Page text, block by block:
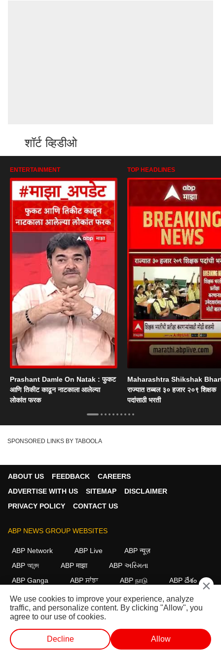
शॉर्ट व्हिडीओ
ENTERTAINMENT
Prashant Damle On Natak : फुकट
आणि तिकीट काढून नाटकाला आलेल्या
लोकांत फरक
TOP HEADLINES
Maharashtra Shikshak
राज्यात तब्बल ३० हजार २०९ शिक्षक
पदांसाठी भरती
SPONSORED LINKS BY TABOOLA
ABOUT US FEEDBACK
CAREERS
ADVERTISE WITH US
SITEMAP
DISCLAIMER
PRIVACY POLICY
CONTACT US
ABP NEWS GROUP WEBSITES
ABP Network ABP Live
ABP न्यूज़
ABP আনন্দ
ABP माझा
ABP અસ્મિતા
ABP Ganga
ABP ਸਾਂਝਾ ABP நாடு ABP దేశం
FOLLOW US
This website follows the DNPA Code of Ethics. Copyright@2026.
All rights reserved.
×
We use cookies to improve your experience, analyze
traffic, and personalize content. By clicking "Allow", you
agree to our use of cookies.
Decline Allow